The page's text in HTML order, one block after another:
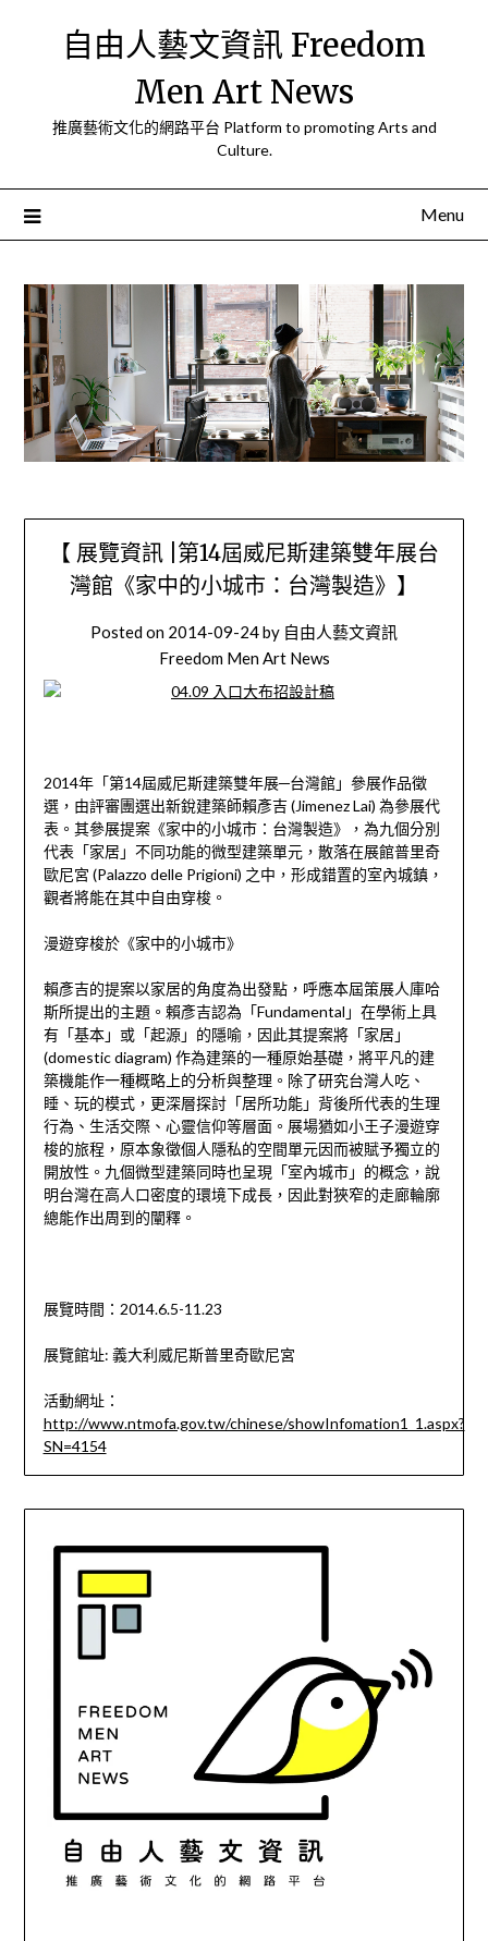
自由人藝文資訊 Freedom
Men Art News
推廣藝術文化的網路平台 Platform to promoting Arts and
Culture.
Menu
【 展覽資訊 |第14屆威尼斯建築雙年展台
灣館《家中的小城市：台灣製造》】
Posted on 2014-09-24by 自由人藝文資訊
Freedom Men Art News
2014年「第14屆威尼斯建築雙年展─台灣館」參展作品徵
選，由評審團選出新銳建築師賴彥吉 (Jimenez Lai) 為參展代
表。其參展提案《家中的小城市：台灣製造》，為九個分別
代表「家居」不同功能的微型建築單元，散落在展館普里奇
歐尼宮 (Palazzo delle Prigioni) 之中，形成錯置的室內城鎮，
觀者將能在其中自由穿梭。
漫遊穿梭於《家中的小城市》
賴彥吉的提案以家居的角度為出發點，呼應本屆策展人庫哈
斯所提出的主題。賴彥吉認為「Fundamental」在學術上具
有「基本」或「起源」的隱喻，因此其提案將「家居」
(domestic diagram) 作為建築的一種原始基礎，將平凡的建
築機能作一種概略上的分析與整理。除了研究台灣人吃、
睡、玩的模式，更深層探討「居所功能」背後所代表的生理
行為、生活交際、心靈信仰等層面。展場猶如小王子漫遊穿
梭的旅程，原本象徵個人隱私的空間單元因而被賦予獨立的
開放性。九個微型建築同時也呈現「室內城市」的概念，說
明台灣在高人口密度的環境下成長，因此對狹窄的走廊輪廓
總能作出周到的闡釋。
展覽時間：2014.6.5-11.23
展覽館址: 義大利威尼斯普里奇歐尼宮
活動網址：
http://www.ntmofa.gov.tw/chinese/showInfomation1_1.aspx?
SN=4154